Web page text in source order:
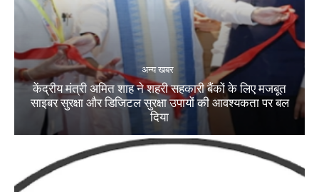
अन्य खबर
केंद्रीय मंत्री अमित शाह ने शहरी सहकारी बैंकों के लिए मजबूत
साइबर सुरक्षा और डिजिटल सुरक्षा उपायों की आवश्यकता पर बल
दिया